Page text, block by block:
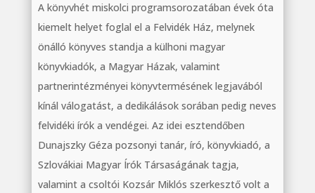
A könyvhét miskolci programsorozatában évek óta
kiemelt helyet foglal el a Felvidék Ház, melynek
önálló könyves standja a külhoni magyar
könyvkiadók, a Magyar Házak, valamint
partnerintézményei könyvtermésének legjavából
kínál válogatást, a dedikálások sorában pedig neves
felvidéki írók a vendégei. Az idei esztendőben
Dunajszky Géza pozsonyi tanár, író, könyvkiadó, a
Szlovákiai Magyar Írók Társaságának tagja,
valamint a csoltói Kozsár Miklós szerkesztő volt a